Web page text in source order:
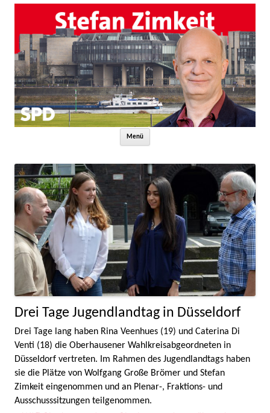
Menü
Drei Tage Jugendlandtag in Düsseldorf
Drei Tage lang haben Rina Veenhues (19) und Caterina Di
Venti (18) die Oberhausener Wahlkreisabgeordneten in
Düsseldorf vertreten. Im Rahmen des Jugendlandtags haben
sie die Plätze von Wolfgang Große Brömer und Stefan
Zimkeit eingenommen und an Plenar-, Fraktions- und
Ausschusssitzungen teilgenommen.